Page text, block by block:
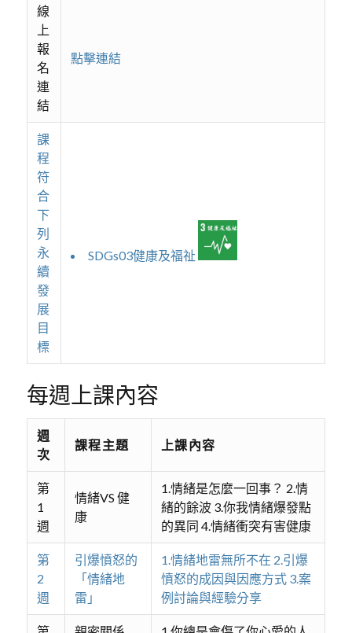
線
上
報
名
連
結
點擊連結
課
程
符
合
下
列
永
續
發
展
目
標
SDGs03健康及福祉
每週上課內容
週
次
課程主題 上課內容
第
1
週
情緒VS 健
康
1.情緒是怎麼一回事？ 2.情
緒的餘波 3.你我情緒爆發點
的異同 4.情緒衝突有害健康
第
2
週
引爆憤怒的
「情緒地
雷」
1.情緒地雷無所不在 2.引爆
憤怒的成因與因應方式 3.案
例討論與經驗分享